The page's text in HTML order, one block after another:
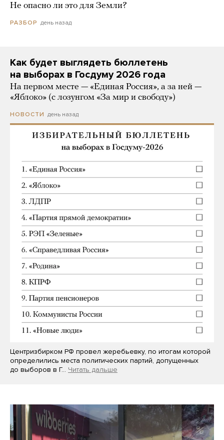
Не опасно ли это для Земли?
РАЗБОР день назад
Как будет выглядеть бюллетень
на выборах в Госдуму 2026 года
На первом месте — «Единая Россия», а за ней —
«Яблоко» (с лозунгом «За мир и свободу»)
НОВОСТИ день назад
Центризбирком РФ провел жеребьевку, по итогам которой
определились места политических партий, допущенных
до выборов в Г… Читать дальше